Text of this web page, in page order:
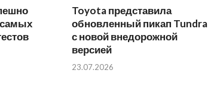
Toyota представила
обновленный пикап Tundra
с новой внедорожной
версией
23.07.2026